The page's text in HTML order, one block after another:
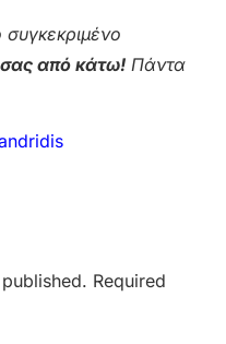
από κάτω! Πάντα
Required